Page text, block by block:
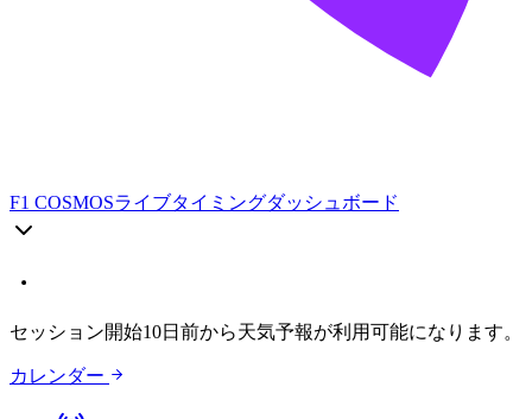
F1 COSMOSライブタイミングダッシュボード
セッション開始10日前から天気予報が利用可能になります。
カレンダー